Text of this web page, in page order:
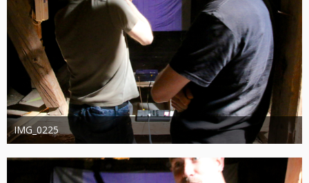
IMG_0225
joachimschwanter
9. Oktober 2023
344
0 0